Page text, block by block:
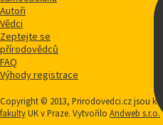
Autoři
Vědci
Zeptejte se
přírodovědců
FAQ
Výhody registrace
Copyright © 2013, Prirodovedci.cz jsou
fakultyUK v Praze. Vytvořilo Andweb s.r.o.